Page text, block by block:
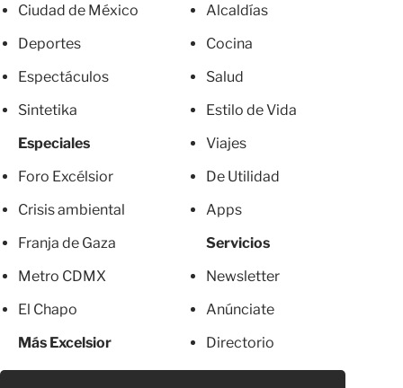
Ciudad de México
Deportes
Espectáculos
Sintetika
Especiales
Foro Excélsior
Crisis ambiental
Franja de Gaza
Metro CDMX
El Chapo
Más Excelsior
Mujeres
Alcaldías
Cocina
Salud
Estilo de Vida
Viajes
De Utilidad
Apps
Servicios
Newsletter
Anúnciate
Directorio
Suscripciones